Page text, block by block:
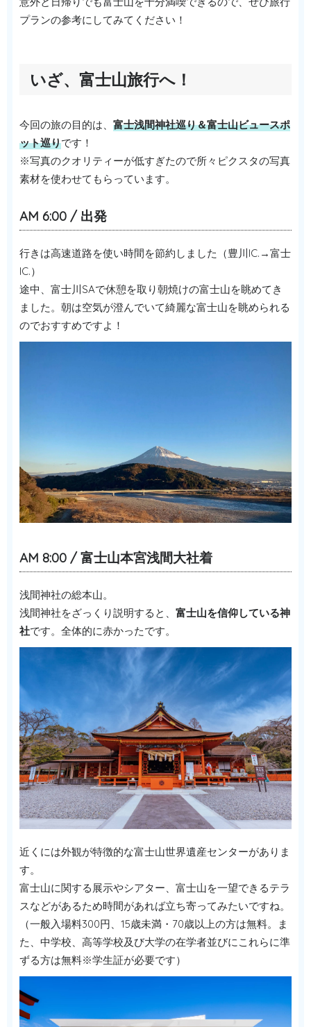
プランの参考にしてみてください！
いざ、富士山旅行へ！
今回の旅の目的は、 富士浅間神社巡り＆富士山ビュースポ
ット巡りです！
※写真のクオリティーが低すぎたので所々ピクスタの写真
素材を使わせてもらっています。
AM 6:00 / 出発
行きは高速道路を使い時間を節約しました（豊川IC.→富士
IC.）
途中、富士川SAで休憩を取り朝焼けの富士山を眺めてき
ました。朝は空気が澄んでいて綺麗な富士山を眺められる
のでおすすめですよ！
AM 8:00 / 富士山本宮浅間大社着
浅間神社の総本山。
浅間神社をざっくり説明すると、 富士山を信仰している神
社です。全体的に赤かったです。
近くには外観が特徴的な富士山世界遺産センターがありま
す。
富士山に関する展示やシアター、富士山を一望できるテラ
スなどがあるため時間があれば立ち寄ってみたいですね。
（一般入場料300円、15歳未満・70歳以上の方は無料。ま
た、中学校、高等学校及び大学の在学者並びにこれらに準
ずる方は無料※学生証が必要です）